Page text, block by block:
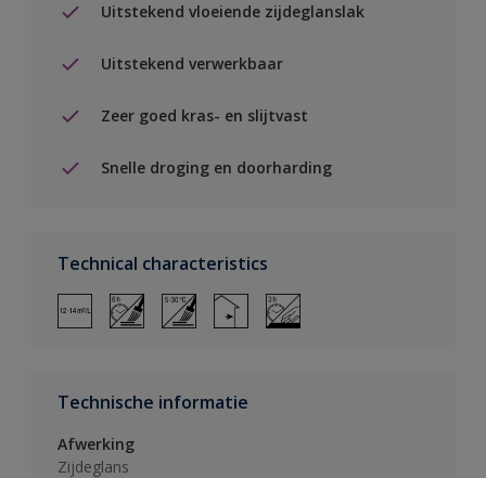
Uitstekend vloeiende zijdeglanslak
Uitstekend verwerkbaar
Zeer goed kras- en slijtvast
Snelle droging en doorharding
Technical characteristics
Technische informatie
Afwerking
Zijdeglans